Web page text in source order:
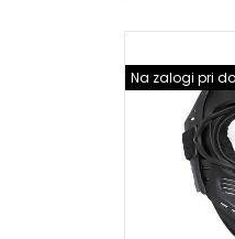
Na zalogi pri